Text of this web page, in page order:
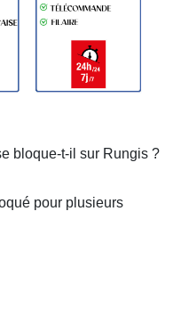
bloque-t-il sur Rungis ?
pour plusieurs